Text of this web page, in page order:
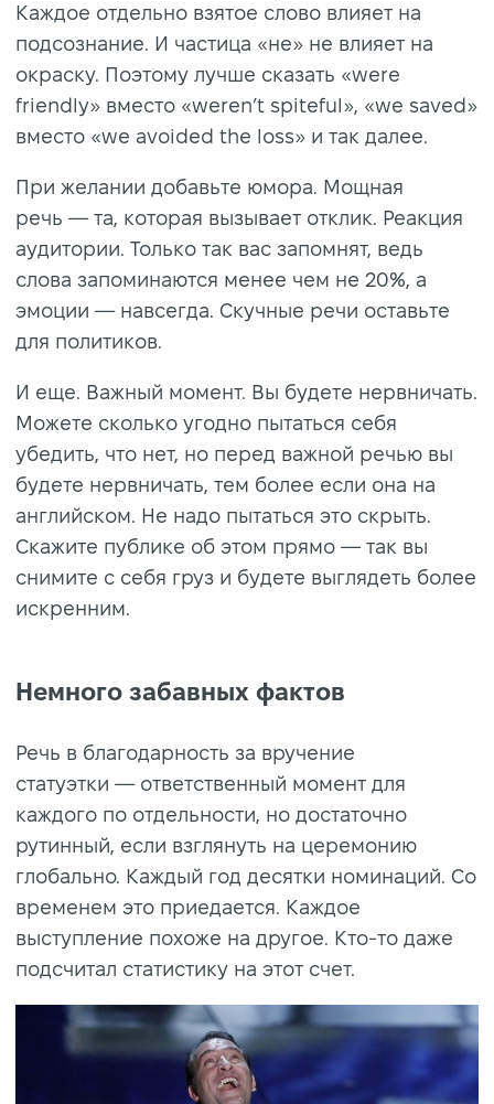
Каждое отдельно взятое слово влияет на
подсознание. И частица «не» не влияет на
окраску. Поэтому лучше сказать «were
friendly» вместо «weren’t spiteful», «we saved»
вместо «we avoided the loss» и так далее.
При желании добавьте юмора. Мощная
речь — та, которая вызывает отклик. Реакция
аудитории. Только так вас запомнят, ведь
слова запоминаются менее чем не 20%, а
эмоции — навсегда. Скучные речи оставьте
для политиков.
И еще. Важный момент. Вы будете нервничать.
Можете сколько угодно пытаться себя
убедить, что нет, но перед важной речью вы
будете нервничать, тем более если она на
английском. Не надо пытаться это скрыть.
Скажите публике об этом прямо — так вы
снимите с себя груз и будете выглядеть более
искренним.
Немного забавных фактов
Речь в благодарность за вручение
статуэтки — ответственный момент для
каждого по отдельности, но достаточно
рутинный, если взглянуть на церемонию
глобально. Каждый год десятки номинаций. Со
временем это приедается. Каждое
выступление похоже на другое. Кто-то даже
подсчитал статистику на этот счет.